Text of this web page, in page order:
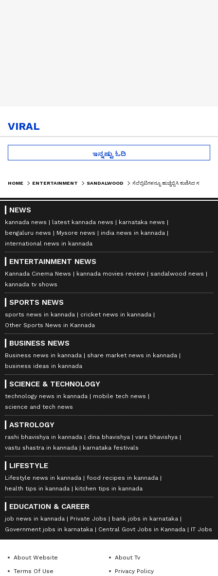
VIRAL
ಇನ್ನಷ್ಟು ಓದಿ
HOME ENTERTAINMENT SANDALWOOD
NEWS
kannada news latest kannada news
karnataka news
bengaluru news
Mysore news
india news in kannada
international news in kannada
ENTERTAINMENT NEWS
Kannada Cinema News kannada movies review
sandalwood news
kannada tv shows
SPORTS NEWS
sports news in kannada
cricket news in kannada
Other Sports News in Kannada
BUSINESS NEWS
Business news in kannada
share market news in kannada
business ideas in kannada
SCIENCE & TECHNOLOGY
technology news in kannada
mobile tech news
science and tech news
ASTROLOGY
rashi bhavishya in kannada dina bhavishya
vara bhavishya
vastu shastra in kannada
karnataka festivals
LIFESTYLE
Lifestyle news in kannada
food recipes in kannada
health tips in kannada
kitchen tips in kannada
EDUCATION & CAREER
job news in kannada Private Jobs
bank jobs in karnataka
Government jobs in karnataka
Central Govt Jobs in Kannada IT Jobs
About Website
About Tv
Terms Of Use
Privacy Policy